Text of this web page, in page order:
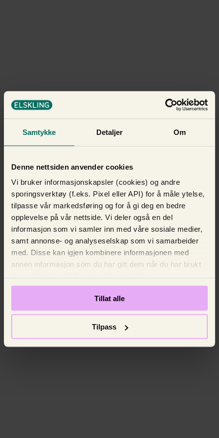
Samtykke Detaljer Om
Denne nettsiden anvender cookies
Vi bruker informasjonskapsler (cookies) og andre
sporingsverktøy (f.eks. Pixel eller API) for å måle ytelse,
tilpasse vår markedsføring og for å gi deg en bedre
opplevelse på vår nettside. Vi deler også en del
informasjon som vi samler inn med våre sosiale medier,
samt annonse- og analyseselskap som vi samarbeider
med. Disse kan igjen kombinere informasjonen med
annen informasjon som du har gitt dem når du har brukt
Tillat alle
Tilpass